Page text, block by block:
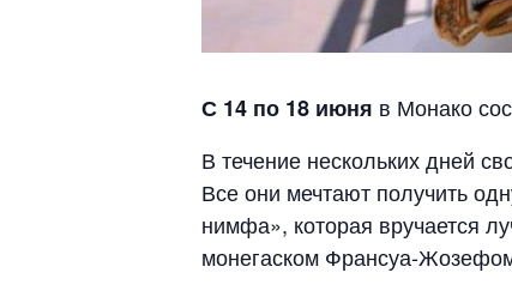
С 14 по 18 июня в Монако
В течение нескольких дней
Все они мечтают получить
нимфа», которая вручается
монегаском Франсуа-